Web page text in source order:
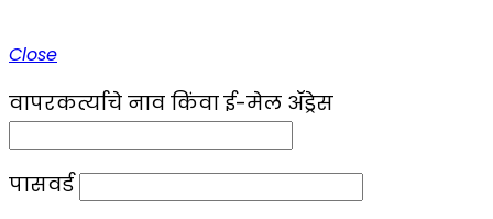
Close
वापरकर्त्याचे नाव किंवा ई-मेल ॲड्रेस
पासवर्ड